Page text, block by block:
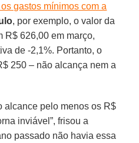
gastos mínimos com a
, por exemplo, o valor da
R$ 626,00 em março,
de -2,1%. Portanto, o
250 – não alcança nem a
alcance pelo menos os R$
inviável”, frisou a
passado não havia essa